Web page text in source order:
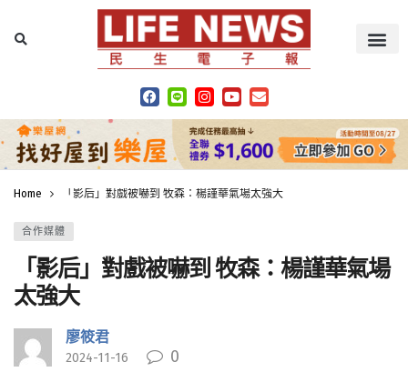
Home 「影后」對戲被嚇到 牧森：楊謹華氣場太強大
合作媒體
「影后」對戲被嚇到 牧森：楊謹華氣場
太強大
廖筱君
2024-11-16 0